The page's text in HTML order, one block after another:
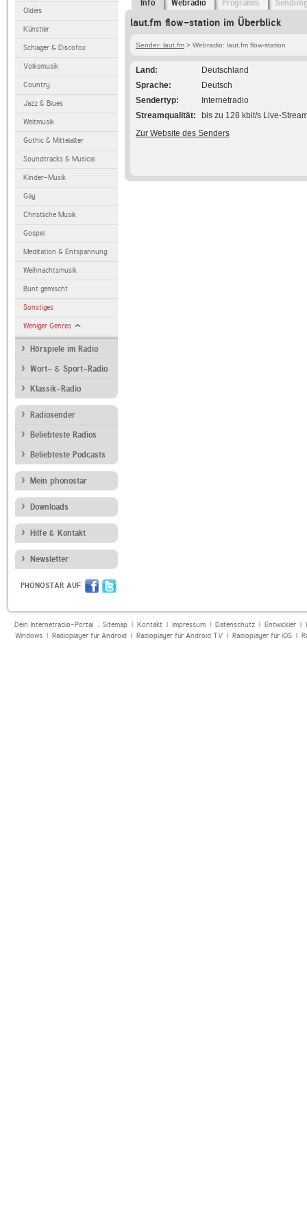
Oldies
Künstler
Schlager & Discofox
Volksmusik
Country
Jazz & Blues
Weltmusik
Gothic & Mittelalter
Soundtracks & Musical
Kinder-Musik
Gay
Christliche Musik
Gospel
Meditation & Entspannung
Weihnachtsmusik
Bunt gemischt
Sonstiges
Weniger Genres
Hörspiele im Radio
Wort- & Sport-Radio
Klassik-Radio
Radiosender
Beliebteste Radios
Beliebteste Podcasts
Mein phonostar
Downloads
Hilfe & Kontakt
Newsletter
PHONOSTAR AUF
Info Webradio Programm
laut.fm flow-station im Überblick
Sender: laut.fm > Webradio: laut.fm flow-station
Land
Deutschland
Sprache
Deutsch
Sendertyp
Internetradio
Streamqualität
bis zu 128 kbit/s Live-
Zur Website des Senders
Dein Internetradio-Portal : Sitemap| Kontakt| Impressum| Datenschutz| Entwickler|
Windows| Radioplayer für Android| Radioplayer für Android TV| Radioplayer für iOS|